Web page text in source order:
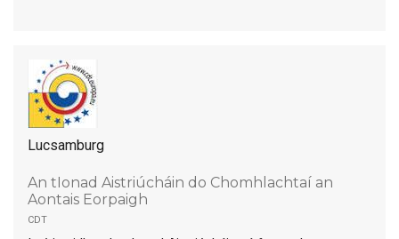
Lucsamburg
An tIonad Aistriúcháin do Chomhlachtaí an
Aontais Eorpaigh
cdt